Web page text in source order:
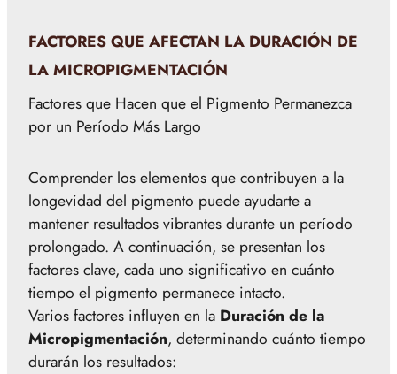
FACTORES QUE AFECTAN LA DURACIÓN DE
LA MICROPIGMENTACIÓN
Factores que Hacen que el Pigmento Permanezca
por un Período Más Largo
Comprender los elementos que contribuyen a la
longevidad del pigmento puede ayudarte a
mantener resultados vibrantes durante un período
prolongado. A continuación, se presentan los
factores clave, cada uno significativo en cuánto
tiempo el pigmento permanece intacto.
Varios factores influyen en la Duración de la
Micropigmentación, determinando cuánto tiempo
durarán los resultados: